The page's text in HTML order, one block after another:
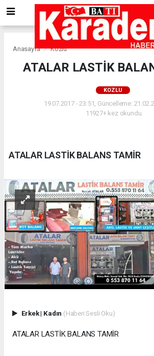
Anasayfa Kozlu
ATALAR LASTİK
KOZLU
19.07.2017 - 23:51, Güncelleme:
11927+ kez okundu.
ATALAR LASTİK BALANS TAMİR
Erkek| Kadın (Haberi Sesli Oku)
ATALAR LASTİK BALANS TAMİR